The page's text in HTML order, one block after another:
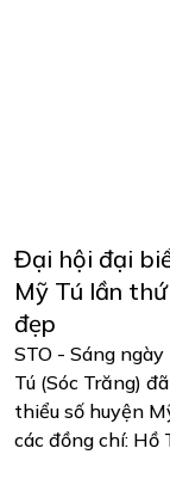
Đại hội đại
Mỹ Tú lần
đẹp
STO - Sáng
Tú (Sóc Trăng)
thiểu số huyện
các đồng chí: Hồ